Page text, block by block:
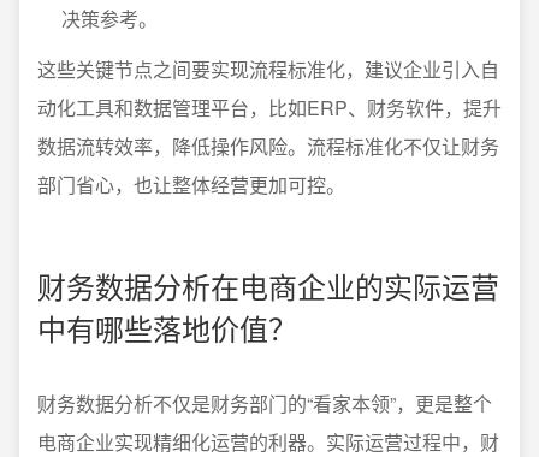
决策参考。
这些关键节点之间要实现流程标准化，建议企业引入自
动化工具和数据管理平台，比如ERP、财务软件，提升
数据流转效率，降低操作风险。流程标准化不仅让财务
部门省心，也让整体经营更加可控。
财务数据分析在电商企业的实际运营
中有哪些落地价值？
财务数据分析不仅是财务部门的“看家本领”，更是整个
电商企业实现精细化运营的利器。实际运营过程中，财